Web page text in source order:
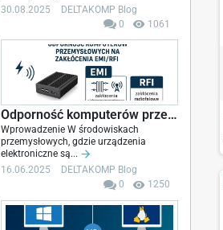
30.08.2025
DELTAKOMP Blog
1061
0
Odporność komputerów przemysłowych na EMI/RFI –...
Wprowadzenie W środowiskach
przemysłowych, gdzie urządzenia
elektroniczne są...
16.06.2025
DELTAKOMP Blog
1250
0